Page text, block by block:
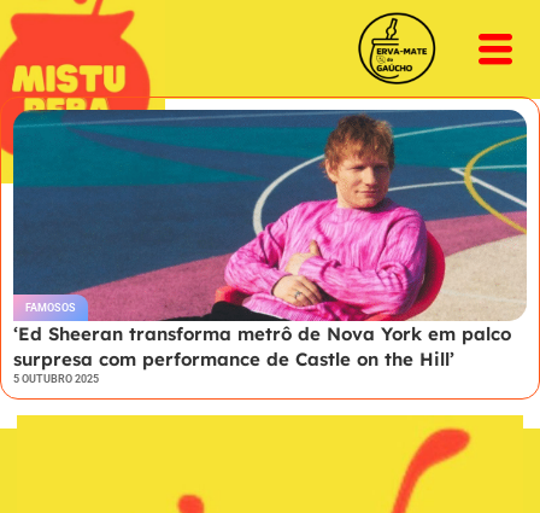
FAMOSOS
‘Ed Sheeran transforma metrô de Nova York em palco
surpresa com performance de Castle on the Hill’
5 OUTUBRO 2025